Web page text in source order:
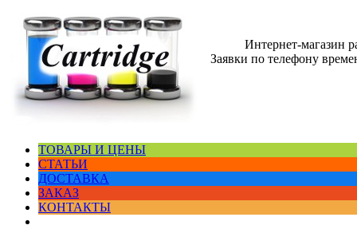
Интернет-магазин
Заявки по телефону
ТОВАРЫ И ЦЕНЫ
СТАТЬИ
ДОСТАВКА
ЗАКАЗ
КОНТАКТЫ